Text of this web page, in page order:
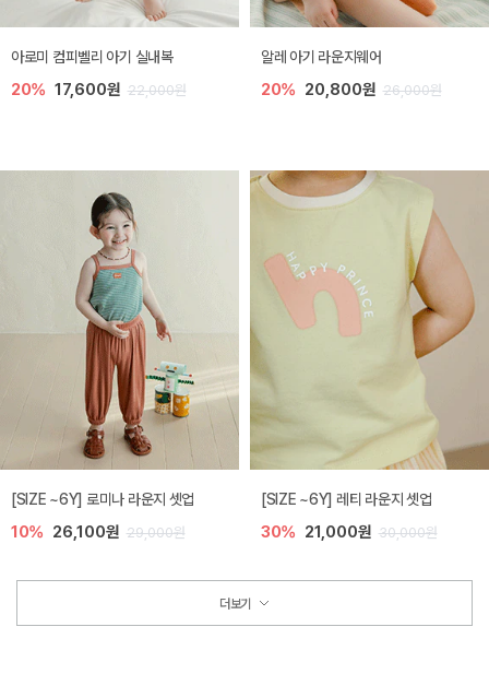
아로미 컴피벨리 아기 실내복
20% 17,600원 22,000원
알레 아기 라운지웨어
20% 20,800원 26,000원
[SIZE ~6Y] 로미나 라운지 셋업
10% 26,100원 29,000원
[SIZE ~6Y] 레티 라운지 셋업
30% 21,000원 30,000원
더보기